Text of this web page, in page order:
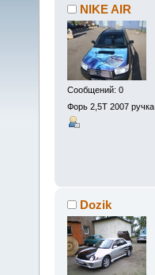
NIKE AIR
Сообщений: 0
Форь 2,5Т 2007 ручка
Dozik